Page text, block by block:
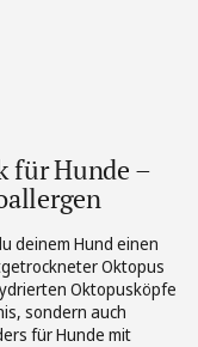
für Hunde –
deinem Hund einen
Oktopus
Oktopusköpfe
sondern auch
für Hunde mit